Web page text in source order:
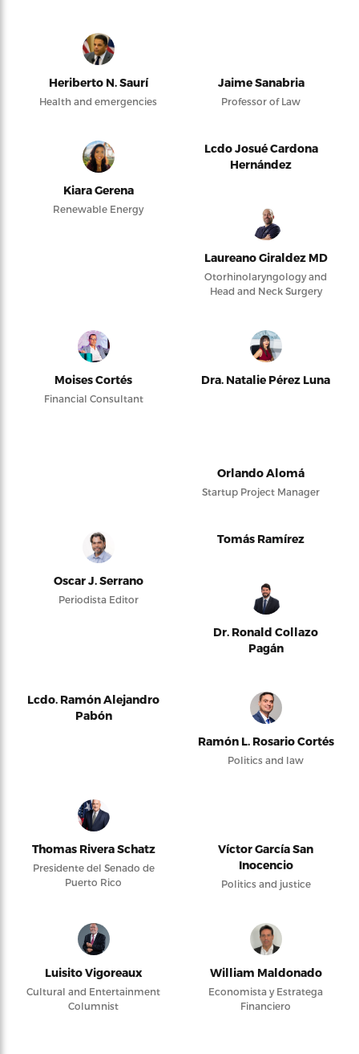
Heriberto N. Saurí
Health and emergencies
Jaime Sanabria
Professor of Law
Kiara Gerena
Renewable Energy
Lcdo Josué Cardona
Hernández
Laureano Giraldez MD
Otorhinolaryngology and
Head and Neck Surgery
Moises Cortés
Financial Consultant
Dra. Natalie Pérez Luna
Orlando Alomá
Startup Project Manager
Oscar J. Serrano
Periodista Editor
Tomás Ramírez
Dr. Ronald Collazo
Pagán
Lcdo. Ramón Alejandro
Pabón
Ramón L. Rosario Cortés
Politics and law
Thomas Rivera Schatz
Presidente del Senado de
Puerto Rico
Víctor García San
Inocencio
Politics and justice
Luisito Vigoreaux
Cultural and Entertainment
Columnist
William Maldonado
Economista y Estratega
Financiero